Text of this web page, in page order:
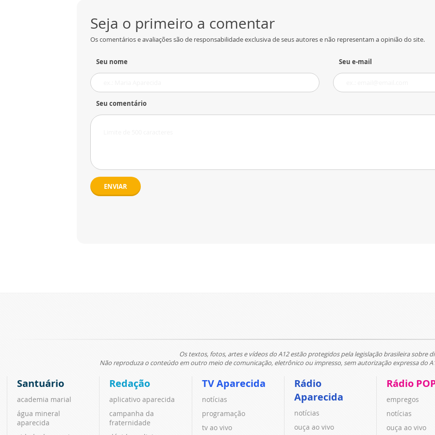
Seja o primeiro a comentar
Os comentários e avaliações são de responsabilidade exclusiva de seus autores e não representam a opinião do site.
Seu nome Seu e-mail
Seu comentário
ENVIAR
Os textos, fotos, artes e vídeos do A12 estão protegidos pela legislação brasileira sobre
Não reproduza o conteúdo em outro meio de comunicação, eletrônico ou impresso, sem autorização expressa do
Santuário
academia marial
água mineral
aparecida
Redação
aplicativo aparecida
campanha da
fraternidade
TV Aparecida
notícias
programação
tv ao vivo
Rádio
Aparecida
notícias
ouça ao vivo
Rádio
empregos
notícias
ouça ao vivo